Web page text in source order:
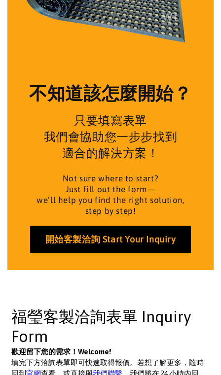
不知道該怎麼開始？
只要填寫表單
我們會協助您一步步找到
適合的解決方案！
Not sure where to start?
Just fill out the form—
we’ll help you find the right solution,
step by step!
開始客製洽詢 Start Your Inquiry